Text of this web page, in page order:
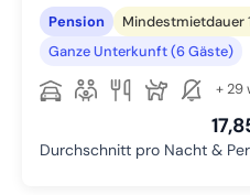
Pension
Mindestmietdauer
Ganze Unterkunft (6 Gäste)
+ 29
Durchschnitt pro Nacht &